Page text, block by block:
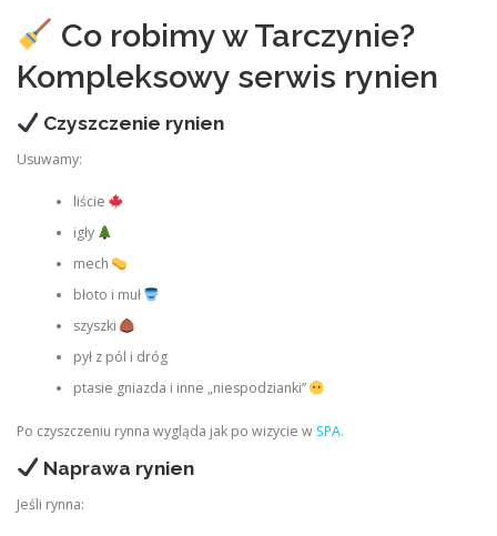
Co robimy w Tarczynie?
Kompleksowy serwis rynien
Czyszczenie rynien
Usuwamy:
liście
igły
mech
błoto i muł
szyszki
pył z pól i dróg
ptasie gniazda i inne „niespodzianki”
Po czyszczeniu rynna wygląda jak po wizycie w SPA.
Naprawa rynien
Jeśli rynna: